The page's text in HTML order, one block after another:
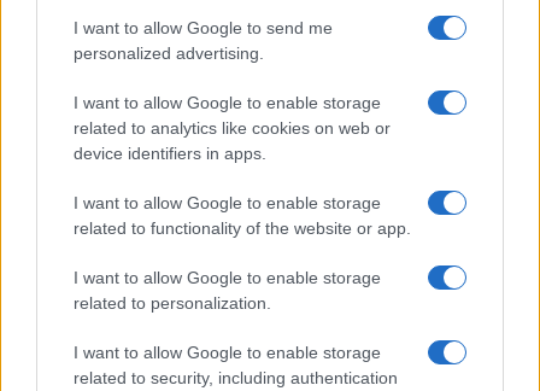
I want to allow Google to send me
personalized advertising.
I want to allow Google to enable storage
related to analytics like cookies on web or
device identifiers in apps.
I want to allow Google to enable storage
related to functionality of the website or app.
I want to allow Google to enable storage
related to personalization.
I want to allow Google to enable storage
related to security, including authentication
životinja pronašli, veće su vaše sposobnosti da
mislite divergentno umjesto konvergentno. To
je jednostavan proces pronalaženja više opcija,
prenosi Atma.hr.
Ako ste pronašli četiri ili više životinja na slici, već
ste na dobrom putu da postanete divergentan
kreativno razmišljanje nudi mnoge prednosti.
Divergentni mislioci lakše uče i rješavaju probleme